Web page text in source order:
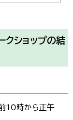
クショップの結
10時から正午